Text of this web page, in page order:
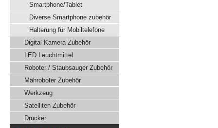
Smartphone/Tablet
Diverse Smartphone zubehör
Halterung für Mobiltelefone
Digital Kamera Zubehör
LED Leuchtmittel
Roboter / Staubsauger Zubehör
Mähroboter Zubehör
Werkzeug
Satelliten Zubehör
Drucker